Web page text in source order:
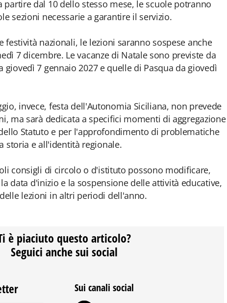
partire dal 10 dello stesso mese, le scuole potranno
sezioni necessarie a garantire il servizio.
festività nazionali, le lezioni saranno sospese anche
7 dicembre. Le vacanze di Natale sono previste da
giovedì 7 gennaio 2027 e quelle di Pasqua da giovedì
invece, festa dell'Autonomia Siciliana, non prevede
ma sarà dedicata a specifici momenti di aggregazione
Statuto e per l'approfondimento di problematiche
storia e all'identità regionale.
consigli di circolo o d'istituto possono modificare,
data d'inizio e la sospensione delle attività educative,
lezioni in altri periodi dell'anno.
è piaciuto questo articolo?
Seguici anche sui social
Sui canali social